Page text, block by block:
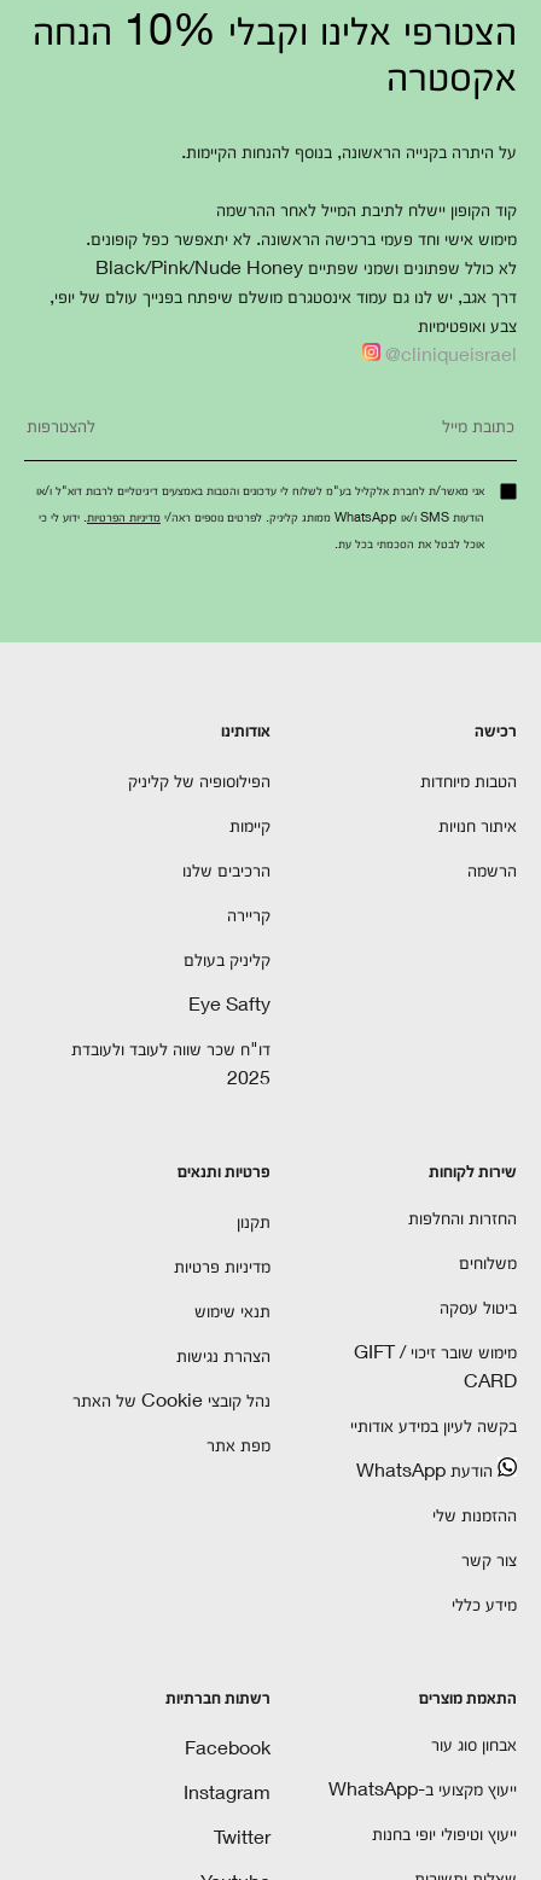
הצטרפי אלינו וקבלי 10% הנחה
אקסטרה
על היתרה בקנייה הראשונה, בנוסף להנחות הקיימות.
קוד הקופון יישלח לתיבת המייל לאחר ההרשמה
מימוש אישי וחד פעמי ברכישה הראשונה. לא יתאפשר כפל קופונים.
לא כולל שפתונים ושמני שפתיים Black/Pink/Nude Honey
דרך אגב, יש לנו גם עמוד אינסטגרם מושלם שיפתח בפנייך עולם של יופי,
צבע ואופטימיות
cliniqueisrael@
אני מאשר/ת לחברת אלקליל בע"מ לשלוח לי עדכונים והטבות באמצעים דיגיטליים לרבות דוא"ל ו/או
הודעות SMS ו/או WhatsApp ממותג קליניק. לפרטים נוספים ראה/י
מדיניות הפרטיות . ידוע לי כי
אוכל לבטל את הסכמתי בכל עת.
רכישה
הטבות מיוחדות
איתור חנויות
הרשמה
אודותינו
הפילוסופיה של קליניק
קיימות
הרכיבים שלנו
קריירה
קליניק בעולם
Eye Safty
דו"ח שכר שווה לעובד ולעובדת
2025
שירות לקוחות
החזרות והחלפות
משלוחים
ביטול עסקה
מימוש שובר זיכוי / GIFT
CARD
בקשה לעיון במידע אודותיי
הודעת WhatsApp
ההזמנות שלי
צור קשר
מידע כללי
פרטיות ותנאים
תקנון
מדיניות פרטיות
תנאי שימוש
הצהרת נגישות
נהל קובצי Cookie של האתר
מפת אתר
התאמת מוצרים
אבחון סוג עור
ייעוץ מקצועי ב-WhatsApp
ייעוץ וטיפולי יופי בחנות
רשתות חברתיות
Facebook
Instagram
Twitter